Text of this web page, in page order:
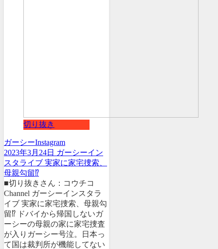
切り抜き
ガーシーInstagram
2023年3月24日 ガーシーイン
スタライブ 実家に家宅捜索、
母親勾留⁉︎
■切り抜きさん：コウチコ
Channel ガーシーインスタラ
イブ 実家に家宅捜索、母親勾
留⁉︎ ドバイから帰国しないガ
ーシーの母親の家に家宅捜査
が入りガーシー号泣。日本っ
て国は裁判所が機能してない